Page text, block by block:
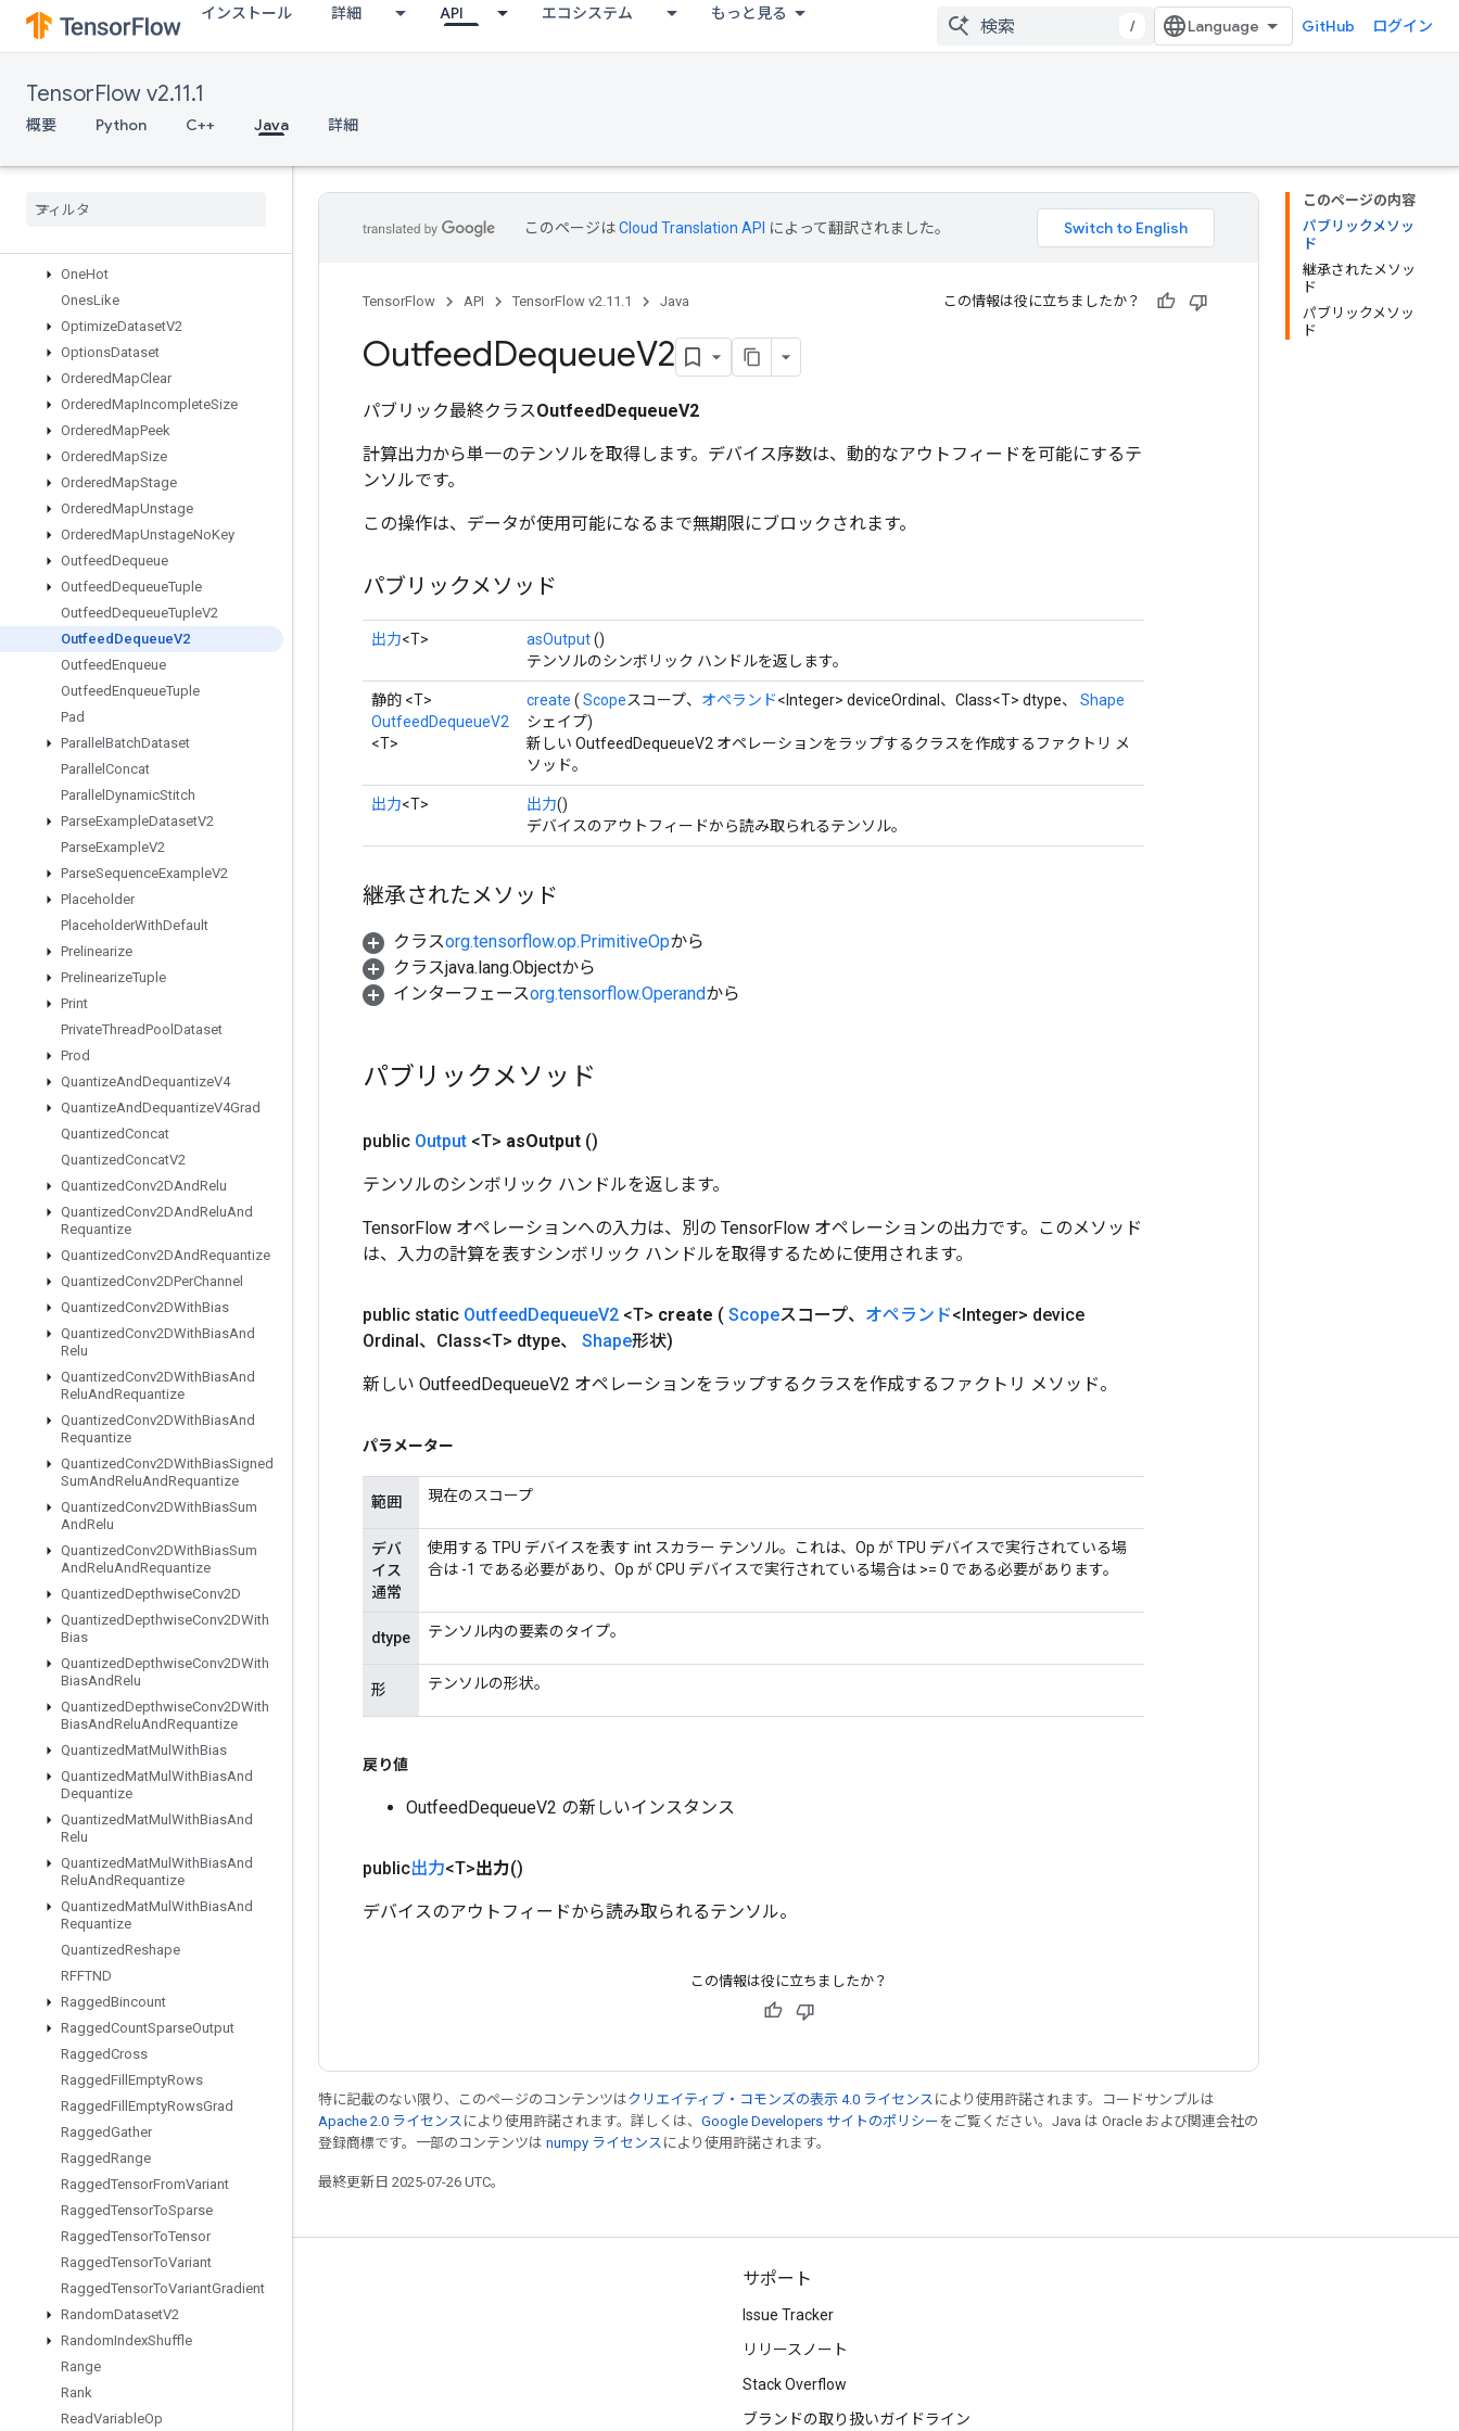
インストール 詳細 API エコシステム もっと見る
/ GitHub ログイン
TensorFlow v2.11.1
概要 Python C++ Java 詳細
NcclBroadcast
NcclReduce
NearestNeighbors
NextAfter
NoOp
OneHot
OnesLike
OptimizeDatasetV2
OptionsDataset
OrderedMapClear
OrderedMapIncompleteSize
OrderedMapPeek
OrderedMapSize
OrderedMapStage
OrderedMapUnstage
OrderedMapUnstageNoKey
OutfeedDequeue
OutfeedDequeueTuple
OutfeedDequeueTupleV2
Outfeed DequeueV2
OutfeedEnqueue
OutfeedEnqueueTuple
Pad
Parallel BatchDataset
Parallel Concat
Parallel DynamicStitch
ParseExampleDatasetV2
ParseExampleV2
ParseSequenceExampleV2
Placeholder
PlaceholderWithDefault
Prelinearize
PrelinearizeTuple
Print
PrivateThreadPool Dataset
Prod
QuantizeAndDequantizeV4
QuantizeAndDequantizeV4Grad
QuantizedConcat
QuantizedConcatV2
QuantizedConv2DAndRelu
QuantizedConv2DAndReluAnd
Requantize
QuantizedConv2DAndRequantize
QuantizedConv2DPerChannel
QuantizedConv2DWithBias
QuantizedConv2DWithBiasAnd
Relu
QuantizedConv2DWithBiasAnd
ReluAndRequantize
QuantizedConv2DWithBiasAnd
Requantize
QuantizedConv2DWithBiasSigned
SumAndReluAndRequantize
QuantizedConv2DWithBiasSum
AndRelu
QuantizedConv2DWithBiasSum
AndReluAndRequantize
QuantizedDepthwiseConv2D
QuantizedDepthwiseConv2DWith
Bias
QuantizedDepthwiseConv2DWith
BiasAndRelu
QuantizedDepthwiseConv2DWith
BiasAndReluAndRequantize
QuantizedMatMul WithBias
QuantizedMatMul WithBiasAnd
Dequantize
QuantizedMatMul WithBiasAnd
Relu
QuantizedMatMul WithBiasAnd
ReluAndRequantize
QuantizedMatMul WithBiasAnd
Requantize
QuantizedReshape
RFFTND
RaggedBincount
RaggedCountSparseOutput
RaggedCross
RaggedFill EmptyRows
RaggedFill EmptyRowsGrad
RaggedGather
RaggedRange
RaggedTensorFromVariant
RaggedTensorToSparse
RaggedTensorToTensor
RaggedTensorToVariant
RaggedTensorToVariantGradient
RandomDatasetV2
RandomIndexShuffle
Range
Rank
ReadVariableOp
このページの内容
パブリックメソッ
ド
継承されたメソッ
ド
パブリックメソッ
ド
このページはCloud Translation API によって翻訳されました。
TensorFlow API TensorFlow v2.11.1 Java この情報は役に立ちましたか？
OutfeedDequeueV2
パブリック最終クラスOutfeedDequeueV2
計算出力から単一のテンソルを取得します。デバイス序数は、動的なアウトフィードを可能にするテ
ンソルです。
この操作は、データが使用可能になるまで無期限にブロックされます。
パブリックメソッド
出力<T> asOutput()
テンソルのシンボリック ハンドルを返します。
静的 <T>
OutfeedDequeueV2
<T>
create ( Scopeスコープ、 オペランド<Integer> deviceOrdinal、Class<T> dtype、 Shape
シェイプ)
新しい OutfeedDequeueV2 オペレーションをラップするクラスを作成するファクトリ メ
ソッド。
出力<T> 出力()
デバイスのアウトフィードから読み取られるテンソル。
継承されたメソッド
クラスorg.tensorflow.op.PrimitiveOpから
クラスjava.lang.Objectから
インターフェースorg.tensorflow.Operandから
パブリックメソッド
public Output <T> asOutput ()
テンソルのシンボリック ハンドルを返します。
TensorFlow オペレーションへの入力は、別の TensorFlow オペレーションの出力です。このメソッド
は、入力の計算を表すシンボリック ハンドルを取得するために使用されます。
public static OutfeedDequeueV2 <T> create ( Scopeスコープ、 オペランド<Integer> device
Ordinal、Class<T> dtype、 Shape形状)
新しい OutfeedDequeueV2 オペレーションをラップするクラスを作成するファクトリ メソッド。
パラメーター
範囲 現在のスコープ
デバ
イス
通常
使用する TPU デバイスを表す int スカラー テンソル。これは、Op が TPU デバイスで実行されている場
合は -1 である必要があり、Op が CPU デバイスで実行されている場合は >= 0 である必要があります。
dtype テンソル内の要素のタイプ。
形 テンソルの形状。
戻り値
OutfeedDequeueV2 の新しいインスタンス
public出力<T>出力()
デバイスのアウトフィードから読み取られるテンソル。
この情報は役に立ちましたか？
特に記載のない限り、このページのコンテンツはクリエイティブ・コモンズの表示 4.0 ライセンス により使用許諾されます。コードサンプルは
Apache 2.0 ライセンス により使用許諾されます。詳しくは、 Google Developers サイトのポリシー をご覧ください。Java は Oracle および関連会社の
登録商標です。一部のコンテンツは numpy ライセンス により使用許諾されます。
最終更新日 2025-07-26 UTC。
つながる
ブログ
フォーラム
GitHub
Twitter
サポート
Issue Tracker
リリースノート
Stack Overflow
ブランドの取り扱いガイドライン